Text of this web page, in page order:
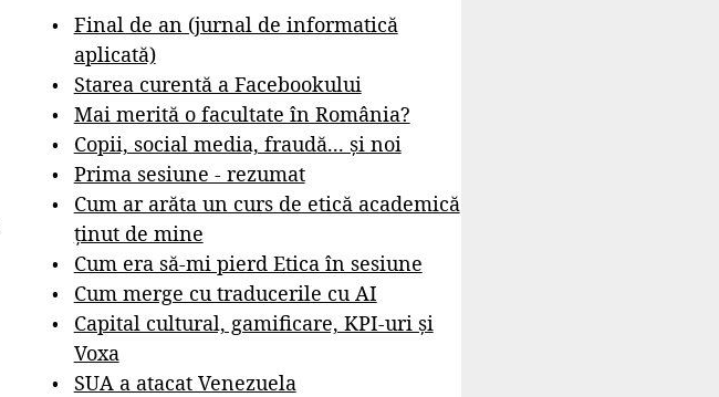
Final de an (jurnal de informatică
aplicată)
Starea curentă a Facebookului
Mai merită o facultate în România?
Copii, social media, fraudă... și noi
Prima sesiune - rezumat
Cum ar arăta un curs de etică academică
ținut de mine
Cum era să-mi pierd Etica în sesiune
Cum merge cu traducerile cu AI
Capital cultural, gamificare, KPI-uri și
Voxa
SUA a atacat Venezuela